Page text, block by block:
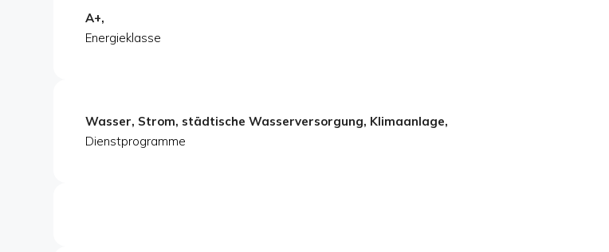
A+,
Energieklasse
Wasser, Strom, städtische Wasserversorgung, Klimaanlage,
Dienstprogramme